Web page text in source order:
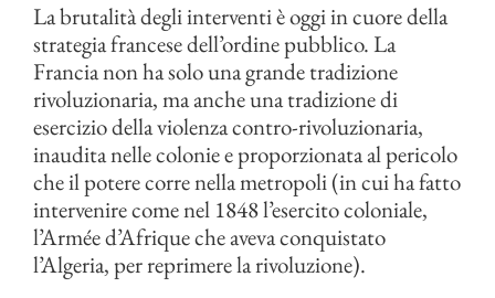
La brutalità degli interventi è oggi in cuore della
strategia francese dell’ordine pubblico. La
Francia non ha solo una grande tradizione
rivoluzionaria, ma anche una tradizione di
esercizio della violenza contro-rivoluzionaria,
inaudita nelle colonie e proporzionata al pericolo
che il potere corre nella metropoli (in cui ha fatto
intervenire come nel 1848 l’esercito coloniale,
l’Armée d’Afrique che aveva conquistato
l’Algeria, per reprimere la rivoluzione).